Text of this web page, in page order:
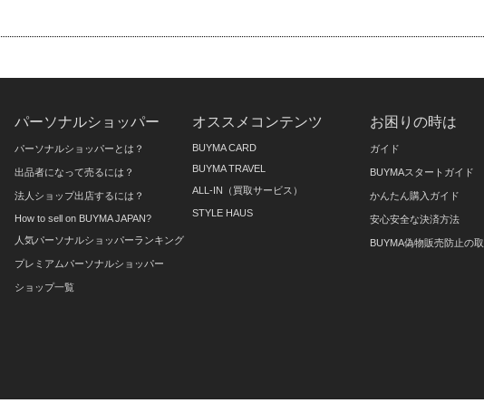
パーソナルショッパー
パーソナルショッパーとは？
出品者になって売るには？
法人ショップ出店するには？
How to sell on BUYMA JAPAN?
人気パーソナルショッパーランキング
プレミアムパーソナルショッパー
ショップ一覧
オススメコンテンツ
BUYMA CARD
BUYMA TRAVEL
ALL-IN（買取サービス）
STYLE HAUS
お困りの時は
ガイド
BUYMAスタートガイド
かんたん購入ガイド
安心安全な決済方法
BUYMA偽物販売防止の